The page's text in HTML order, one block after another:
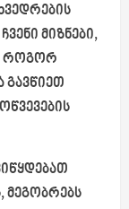
მიზნები,
როგორ
გავწიეთ
მეგობრებს